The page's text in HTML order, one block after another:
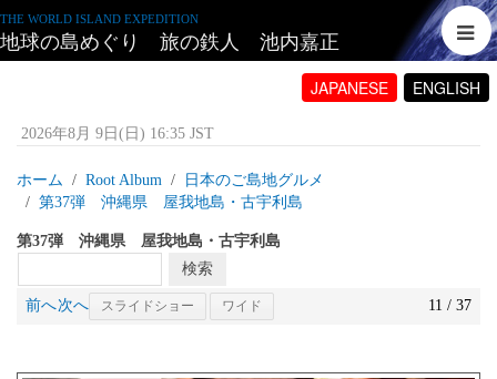
THE WORLD ISLAND EXPEDITION
地球の島めぐり 旅の鉄人 池内嘉正
JAPANESE ENGLISH
2026年8月 9日(日) 16:35 JST
ホーム Root Album
日本のご島地グルメ
第37弾 沖縄県 屋我地島・古宇利島
第37弾 沖縄県 屋我地島・古宇利島
前へ次へ スライドショー ワイド 11 / 37